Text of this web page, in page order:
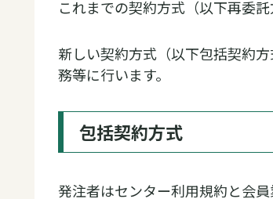
これまでの契約方式（以下再委
新しい契約方式（以下包括契約
務等に行います。
包括契約方式
発注者はセンター利用規約と会